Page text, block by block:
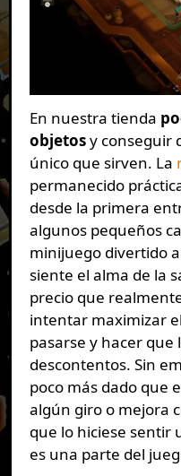
En nuestra tienda
objetosy conseguir
único que sirven. La
permanecido
desde la primera
algunos pequeños
minijuego divertido
siente el alma de la
precio que
intentar maximizar
pasarse y hacer que
descontentos. Sin
poco más dado que
algún giro o mejora
que lo hiciese sentir
es una parte del